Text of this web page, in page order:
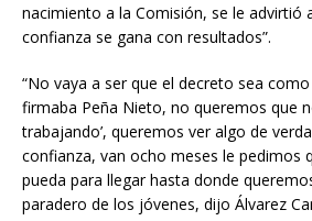
nacimiento a la Comisión, se le advirtió
confianza se gana con resultados”.
“No vaya a ser que el decreto sea
firmaba Peña Nieto, no queremos que
trabajando’, queremos ver algo de
confianza, van ocho meses le pedimos
pueda para llegar hasta donde
paradero de los jóvenes, dijo Álvarez